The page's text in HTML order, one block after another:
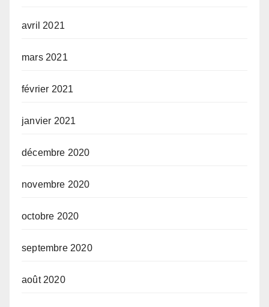
avril 2021
mars 2021
février 2021
janvier 2021
décembre 2020
novembre 2020
octobre 2020
septembre 2020
août 2020